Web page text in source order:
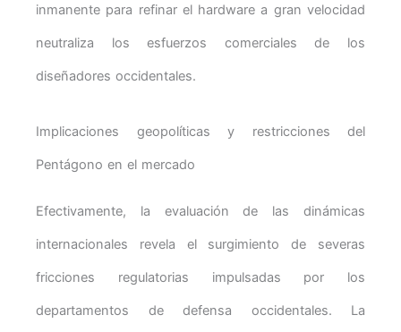
inmanente para refinar el hardware a gran velocidad
neutraliza los esfuerzos comerciales de los
diseñadores occidentales.
Implicaciones geopolíticas y restricciones del
Pentágono en el mercado
Efectivamente, la evaluación de las dinámicas
internacionales revela el surgimiento de severas
fricciones regulatorias impulsadas por los
departamentos de defensa occidentales. La